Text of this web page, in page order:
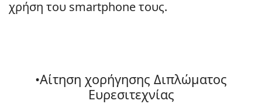
χρήση του smartphone τους.
•Αίτηση χορήγησης Διπλώματος
Ευρεσιτεχνίας